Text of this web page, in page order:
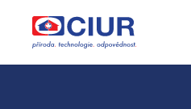
CIUR a.s.